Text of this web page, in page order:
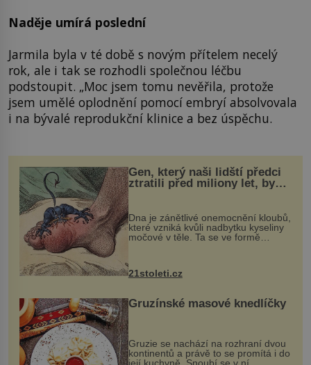
Naděje umírá poslední
Jarmila byla v té době s novým přítelem necelý
rok, ale i tak se rozhodli společnou léčbu
podstoupit. „Moc jsem tomu nevěřila, protože
jsem umělé oplodnění pomocí embryí absolvovala
i na bývalé reprodukční klinice a bez úspěchu.
Gen, který naši lidští předci
ztratili před miliony let, by
mohl pomoci s léčbou
„nemoci králů“
Dna je zánětlivé onemocnění kloubů,
které vzniká kvůli nadbytku kyseliny
močové v těle. Ta se ve formě
nohou, a způsobuje bole...
21stoleti.cz
Gruzínské masové knedlíčky
Gruzie se nachází na rozhraní dvou
kontinentů a právě to se promítá i do
její kuchyně. Snoubí se v ní